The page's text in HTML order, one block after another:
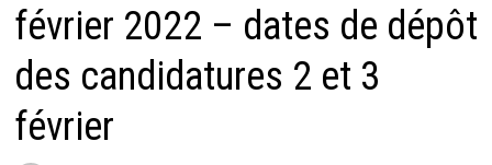
février 2022 – dates de dépôt
des candidatures 2 et 3
février